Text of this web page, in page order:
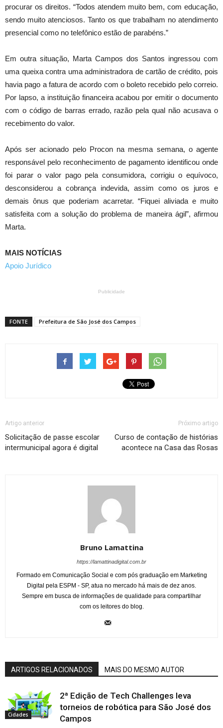
procurar os direitos. “Todos atendem muito bem, com educação,
sendo muito atenciosos. Tanto os que trabalham no atendimento
presencial como no telefônico estão de parabéns.”
Em outra situação, Marta Campos dos Santos ingressou com
uma queixa contra uma administradora de cartão de crédito, pois
havia pago a fatura de acordo com o boleto recebido pelo correio.
Por lapso, a instituição financeira acabou por emitir o documento
com o código de barras errado, razão pela qual não acusava o
recebimento do valor.
Após ser acionado pelo Procon na mesma semana, o agente
responsável pelo reconhecimento de pagamento identificou onde
foi parar o valor pago pela consumidora, corrigiu o equívoco,
desconsiderou a cobrança indevida, assim como os juros e
demais ônus que poderiam acarretar. “Fiquei aliviada e muito
satisfeita com a solução do problema de maneira ágil”, afirmou
Marta.
MAIS NOTÍCIAS
Apoio Jurídico
Publicidade
FONTE Prefeitura de São José dos Campos
Artigo anterior
Solicitação de passe escolar
intermunicipal agora é digital
Próximo artigo
Curso de contação de histórias
acontece na Casa das Rosas
Bruno Lamattina
https://lamattinadigital.com.br
Formado em Comunicação Social e com pós graduação em Marketing
Digital pela ESPM - SP, atua no mercado há mais de dez anos.
Sempre em busca de informações de qualidade para compartilhar
com os leitores do blog.
ARTIGOS RELACIONADOS MAIS DO MESMO AUTOR
Cidades
2ª Edição de Tech Challenges leva
torneios de robótica para São José dos
Campos